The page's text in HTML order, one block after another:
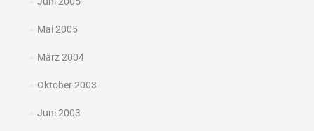
Mai 2005
März 2004
Oktober 2003
Juni 2003